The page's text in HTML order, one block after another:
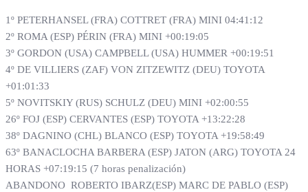
1º PETERHANSEL (FRA) COTTRET (FRA) MINI 04:41:12
2º ROMA (ESP) PÉRIN (FRA) MINI +00:19:05
3º GORDON (USA) CAMPBELL (USA) HUMMER +00:19:51
4º DE VILLIERS (ZAF) VON ZITZEWITZ (DEU) TOYOTA
+01:01:33
5º NOVITSKIY (RUS) SCHULZ (DEU) MINI +02:00:55
26º FOJ (ESP) CERVANTES (ESP) TOYOTA +13:22:28
38º DAGNINO (CHL) BLANCO (ESP) TOYOTA +19:58:49
63º BANACLOCHA BARBERA (ESP) JATON (ARG) TOYOTA 24
HORAS +07:19:15 (7 horas penalización)
ABANDONO ROBERTO IBARZ(ESP) MARC DE PABLO (ESP)